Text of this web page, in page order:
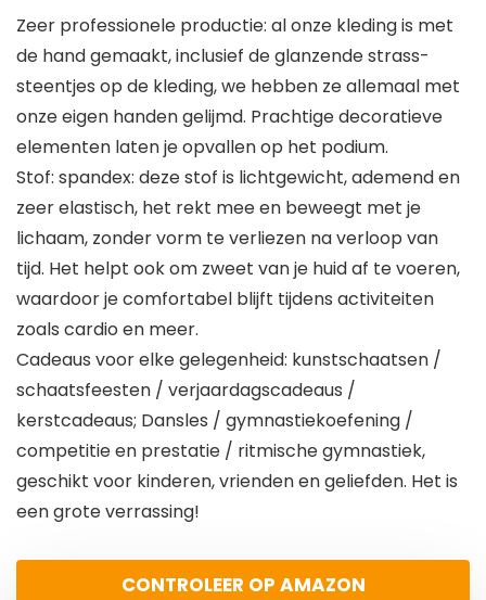
Zeer professionele productie: al onze kleding is met
de hand gemaakt, inclusief de glanzende strass-
steentjes op de kleding, we hebben ze allemaal met
onze eigen handen gelijmd. Prachtige decoratieve
elementen laten je opvallen op het podium.
Stof: spandex: deze stof is lichtgewicht, ademend en
zeer elastisch, het rekt mee en beweegt met je
lichaam, zonder vorm te verliezen na verloop van
tijd. Het helpt ook om zweet van je huid af te voeren,
waardoor je comfortabel blijft tijdens activiteiten
zoals cardio en meer.
Cadeaus voor elke gelegenheid: kunstschaatsen /
schaatsfeesten / verjaardagscadeaus /
kerstcadeaus; Dansles / gymnastiekoefening /
competitie en prestatie / ritmische gymnastiek,
geschikt voor kinderen, vrienden en geliefden. Het is
een grote verrassing!
CONTROLEER OP AMAZON